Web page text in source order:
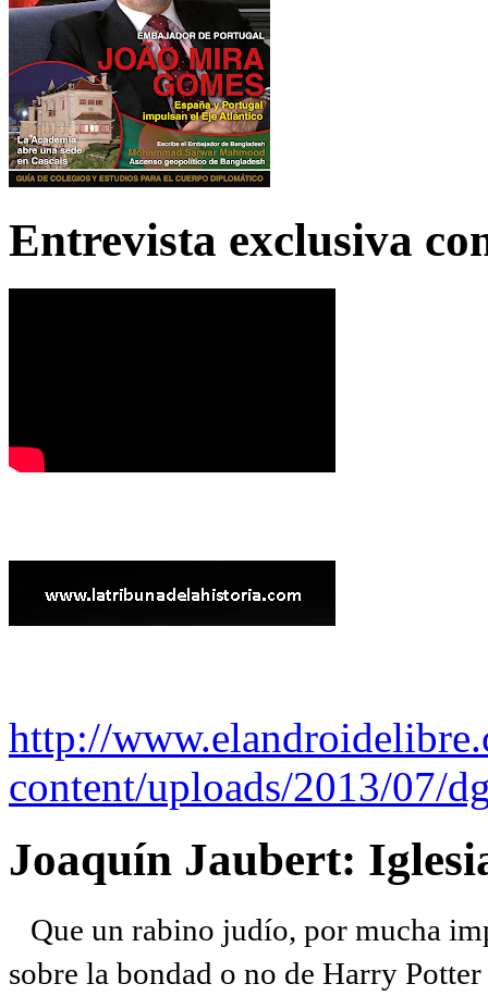
Entrevista exclusiva
http://
content/uploads/2013/07/
Joaquín Jaubert:
Que un rabino judío, por mucha
sobre la bondad o no de Harry